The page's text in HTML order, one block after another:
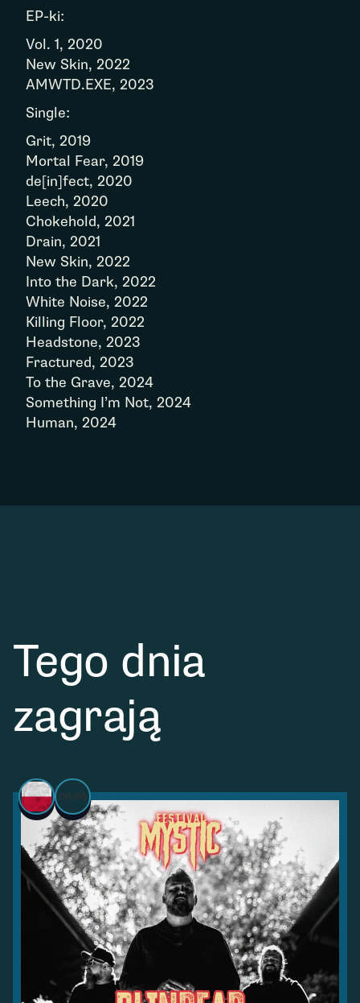
EP-ki:
Vol. 1, 2020
New Skin, 2022
AMWTD.EXE, 2023
Single:
Grit, 2019
Mortal Fear, 2019
de[in]fect, 2020
Leech, 2020
Chokehold, 2021
Drain, 2021
New Skin, 2022
Into the Dark, 2022
White Noise, 2022
Killing Floor, 2022
Headstone, 2023
Fractured, 2023
To the Grave, 2024
Something I’m Not, 2024
Human, 2024
Tego dnia
zagrają
06.06